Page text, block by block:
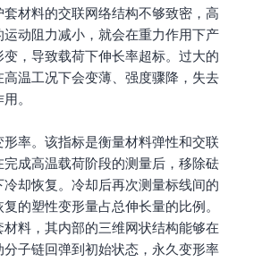
材料的交联网络结构不够致密，高
动阻力减小，就会在重力作用下产
，导致载荷下伸长率超标。过大的
温工况下会变薄、强度骤降，失去
。
率。该指标是衡量材料弹性和交联
完成高温载荷阶段的测量后，移除砝
却恢复。冷却后再次测量标线间的
的塑性变形量占总伸长量的比例。
料，其内部的三维网状结构能够在
子链回弹到初始状态，永久变形率